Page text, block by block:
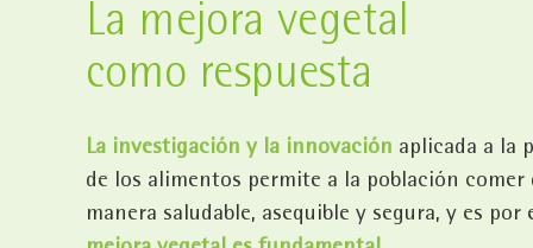
La mejora vegetal
como respuesta
La investigación y la innovación aplicada a la
de los alimentos permite a la población comer
manera saludable, asequible y segura, y es